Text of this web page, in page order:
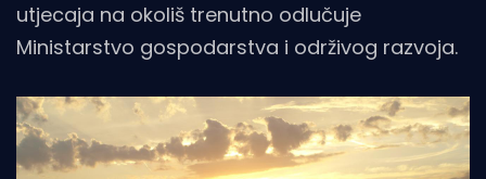
utjecaja na okoliš trenutno odlučuje
Ministarstvo gospodarstva i održivog razvoja.